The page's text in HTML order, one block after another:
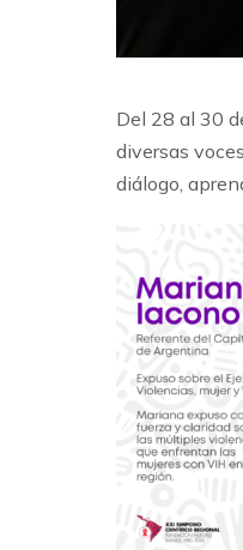
Del 28 al 30
diversas
diálogo,